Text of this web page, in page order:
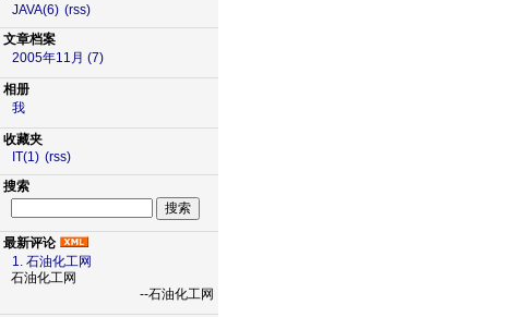
JAVA(6) (rss)
文章档案
2005年11月 (7)
相册
我
收藏夹
IT(1) (rss)
搜索
最新评论
1. 石油化工网
石油化工网
--石油化工网